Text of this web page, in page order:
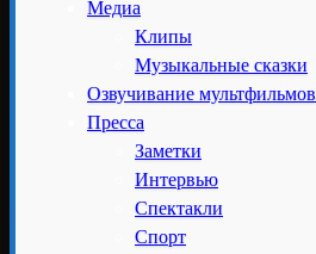
Медиа
Клипы
Музыкальные сказки
Озвучивание мультфильмов
Пресса
Заметки
Интервью
Спектакли
Спорт